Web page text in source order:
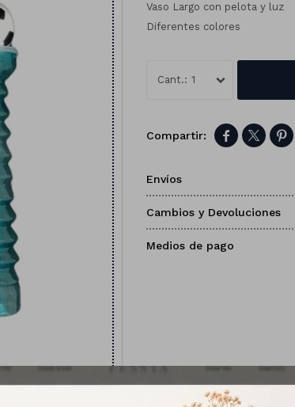
Vaso Largo con pelota y luz
Diferentes colores
1
  
Envíos
Cambios y Devoluciones
Medios de pago